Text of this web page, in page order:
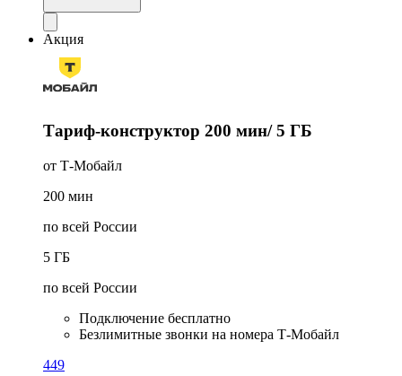
Акция
Тариф-конструктор 200 мин/ 5 ГБ
от Т‑Мобайл
200 мин
по всей России
5 ГБ
по всей России
Подключение бесплатно
Безлимитные звонки на номера Т‑Мобайл
449